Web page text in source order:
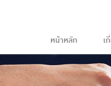
หน้าหลัก เ